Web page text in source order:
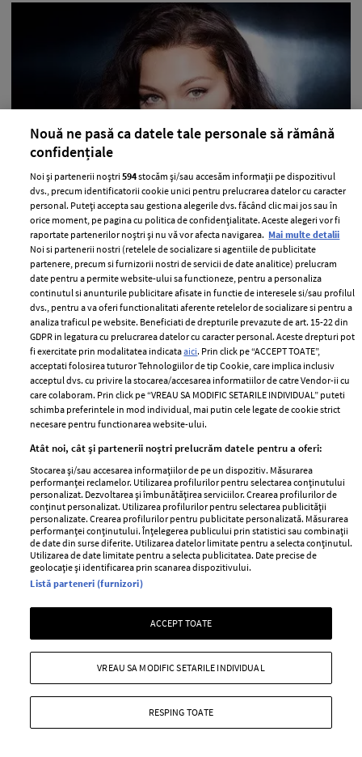
Bella Hadid, jenată de cel mai celebru
moment al ei la Cannes
BELLA HADID 13 august 2021
Bella Hadid a vorbit deschis despre unul dintre cele mai
speciale momente ale sale pe covorul roșu.
+ MAI MULTE
Rochii spectaculoase la Cannes: ținutele
care ne-au impresionat
BELLA HADID 16 iulie 2021
Și anul acesta, cel puțin până în acest moment, am avut
parte de rochii spectaculoase la Cannes. Vezi care sunt
cele care ne-au impresionat.
+ MAI MULTE
Nouă ne pasă ca datele tale personale să rămână
confidențiale
Noi și partenerii noștri594stocăm și/sau accesăm informații pe dispozitivul
dvs., precum identificatorii cookie unici pentru prelucrarea datelor cu caracter
personal. Puteți accepta sau gestiona alegerile dvs. făcând clic mai jos sau în
orice moment, pe pagina cu politica de confidențialitate. Aceste alegeri vor fi
raportate partenerilor noștri și nu vă vor afecta navigarea. Mai multe detalii
Noi si partenerii nostri (retelele de socializare si agentiile de publicitate
partenere, precum si furnizorii nostri de servicii de date analitice) prelucram
date pentru a permite website-ului sa functioneze, pentru a personaliza
continutul si anunturile publicitare afisate in functie de interesele si/sau profilul
dvs., pentru a va oferi functionalitati aferente retelelor de socializare si pentru a
analiza traficul pe website. Beneficiati de drepturile prevazute de art. 15-22 din
GDPR in legatura cu prelucrarea datelor cu caracter personal. Aceste drepturi pot
fi exercitate prin modalitatea indicataaici. Prin click pe “ACCEPT TOATE”,
acceptati folosirea tuturor Tehnologiilor de tip Cookie, care implica inclusiv
acceptul dvs. cu privire la stocarea/accesarea informatiilor de catre Vendor-ii cu
care colaboram. Prin click pe “VREAU SA MODIFIC SETARILE INDIVIDUAL” puteti
schimba preferintele in mod individual, mai putin cele legate de cookie strict
necesare pentru functionarea website-ului.
Atât noi, cât și partenerii noștri prelucrăm datele pentru a oferi:
Stocarea și/sau accesarea informațiilor de pe un dispozitiv. Măsurarea
performanței reclamelor. Utilizarea profilurilor pentru selectarea conținutului
personalizat. Dezvoltarea și îmbunătățirea serviciilor. Crearea profilurilor de
conținut personalizat. Utilizarea profilurilor pentru selectarea publicității
personalizate. Crearea profilurilor pentru publicitate personalizată. Măsurarea
performanței conținutului. Înțelegerea publicului prin statistici sau combinații
de date din surse diferite. Utilizarea datelor limitate pentru a selecta conținutul.
Utilizarea de date limitate pentru a selecta publicitatea. Date precise de
geolocație și identificarea prin scanarea dispozitivului.
Listă parteneri (furnizori)
ACCEPT TOATE
RESPING TOATE
VREAU SA MODIFIC SETARILE INDIVIDUAL